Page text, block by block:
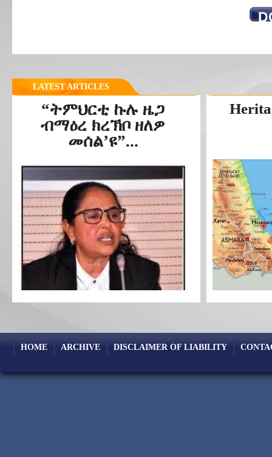
LATEST ARTICLES
“ትምህርቲ ኩሉ ዜጋ
ብማዕረ ክረኽቦ ዘለዎ
መሰል’ዩ”...
HOME ARCHIVE DISCLAIMER OF LIABILITY